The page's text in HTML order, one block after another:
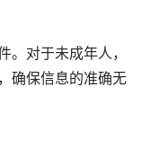
。对于未成年人，
确保信息的准确无